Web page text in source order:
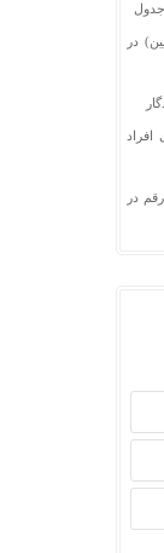
جدول
در
در